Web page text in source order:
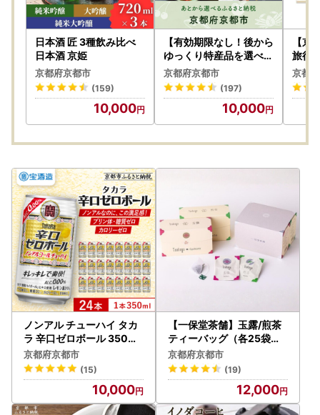
日本酒 匠 3種飲み比べ
日本酒 京姫
京都府京都市
(159)
10,000
【有効期限なし！後から
ゆっくり特産品を選べる
】京都府京都市カタログ
ポイント
京都府京都市
(197)
10,000
【京
旅行
有効
観光
館 チ
京都
京都
ノンアル チューハイ タカ
ラ 辛口ゼロボール 350ml
×24本 ノンアル
京都府京都市
(15)
10,000
【一保堂茶舗】玉露/煎茶
ティーバッグ（各25袋入
り）
京都府京都市
(19)
12,000